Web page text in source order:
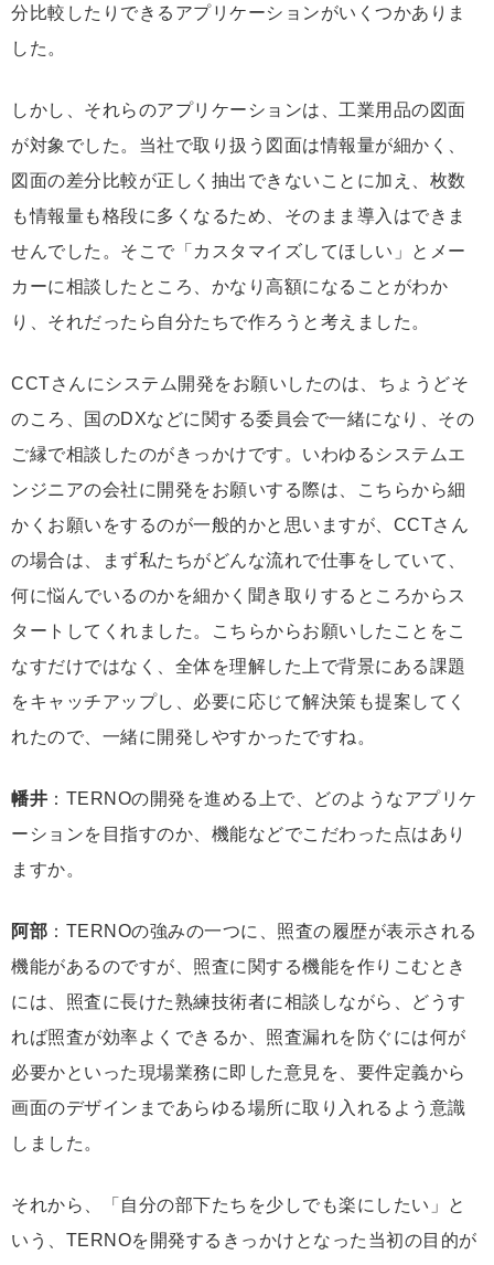
分比較したりできるアプリケーションがいくつかありま
した。
しかし、それらのアプリケーションは、工業用品の図面
が対象でした。当社で取り扱う図面は情報量が細かく、
図面の差分比較が正しく抽出できないことに加え、枚数
も情報量も格段に多くなるため、そのまま導入はできま
せんでした。そこで「カスタマイズしてほしい」とメー
カーに相談したところ、かなり高額になることがわか
り、それだったら自分たちで作ろうと考えました。
CCTさんにシステム開発をお願いしたのは、ちょうどそ
のころ、国のDXなどに関する委員会で一緒になり、その
ご縁で相談したのがきっかけです。いわゆるシステムエ
ンジニアの会社に開発をお願いする際は、こちらから細
かくお願いをするのが一般的かと思いますが、CCTさん
の場合は、まず私たちがどんな流れで仕事をしていて、
何に悩んでいるのかを細かく聞き取りするところからス
タートしてくれました。こちらからお願いしたことをこ
なすだけではなく、全体を理解した上で背景にある課題
をキャッチアップし、必要に応じて解決策も提案してく
れたので、一緒に開発しやすかったですね。
幡井 ：TERNOの開発を進める上で、どのようなアプリケ
ーションを目指すのか、機能などでこだわった点はあり
ますか。
阿部 ：TERNOの強みの一つに、照査の履歴が表示される
機能があるのですが、照査に関する機能を作りこむとき
には、照査に長けた熟練技術者に相談しながら、どうす
れば照査が効率よくできるか、照査漏れを防ぐには何が
必要かといった現場業務に即した意見を、要件定義から
画面のデザインまであらゆる場所に取り入れるよう意識
しました。
それから、「自分の部下たちを少しでも楽にしたい」と
いう、TERNOを開発するきっかけとなった当初の目的が